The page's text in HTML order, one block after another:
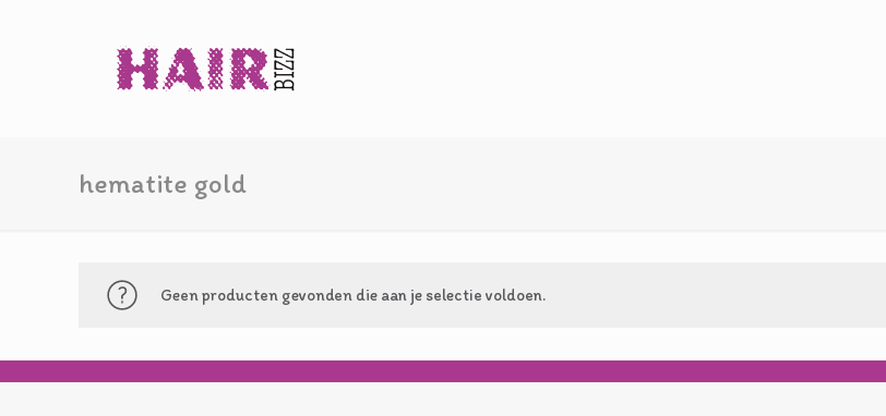
hematite gold
Geen producten gevonden die aan je selectie voldoen.